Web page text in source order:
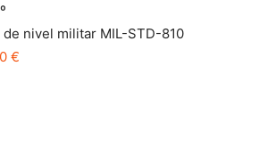
de nivel militar MIL-STD-810
€